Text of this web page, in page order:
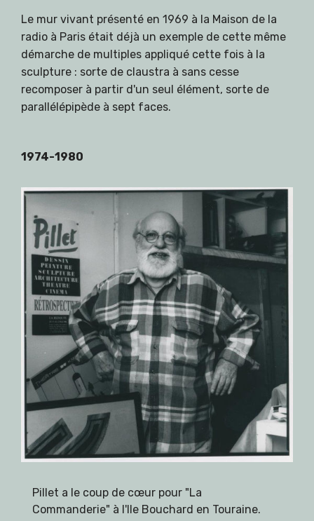
Le mur vivant présenté en 1969 à la Maison de la
radio à Paris était déjà un exemple de cette même
démarche de multiples appliqué cette fois à la
sculpture : sorte de claustra à sans cesse
recomposer à partir d'un seul élément, sorte de
parallélépipède à sept faces.
1974-1980
Pillet a le coup de cœur pour "La
Commanderie" à l'Ile Bouchard en Touraine.